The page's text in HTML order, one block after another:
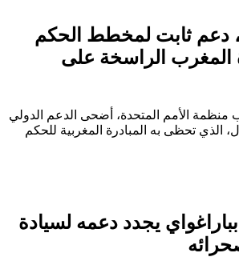
دعم ثابت لمخطط الحكم
المغرب الراسخة على
منظمة الأمم المتحدة، أضحى الدعم الدولي
الذي تحظى به المبادرة المغربية للحكم
يجدد دعمه لسيادة